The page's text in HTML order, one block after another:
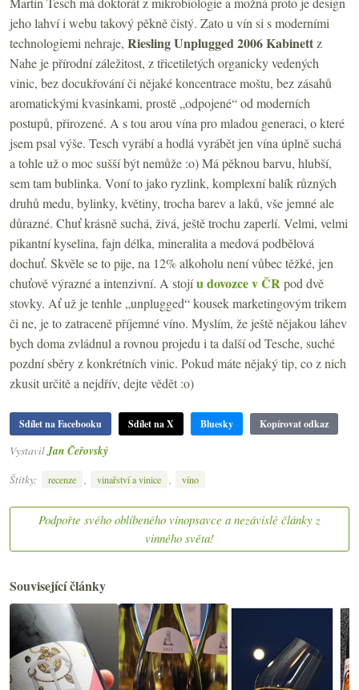
jeho lahví i webu takový pěkně čistý. Zato u vín si s moderními
technologiemi nehraje, Riesling Unplugged 2006 Kabinettz
Nahe je přírodní záležitost, z třicetiletých organicky vedených
vinic, bez docukřování či nějaké koncentrace moštu, bez zásahů
aromatickými kvasinkami, prostě „odpojené“ od moderních
postupů, přirozené. A s tou arou vína pro mladou generaci, o které
jsem psal výše. Tesch vyrábí a hodlá vyrábět jen vína úplně suchá
a tohle už o moc sušší být nemůže :o) Má pěknou barvu, hlubší,
sem tam bublinka. Voní to jako ryzlink, komplexní balík různých
druhů medu, bylinky, květiny, trocha barev a laků, vše jemné ale
důrazné. Chuť krásně suchá, živá, ještě trochu zaperlí. Velmi, velmi
pikantní kyselina, fajn délka, mineralita a medová podbělová
dochuť. Skvěle se to pije, na 12% alkoholu není vůbec těžké, jen
chuťově výrazné a intenzivní. A stojíu dovozce v ČRpod dvě
stovky. Ať už je tenhle „unplugged“ kousek marketingovým trikem
či ne, je to zatraceně příjemné víno. Myslím, že ještě nějakou láhev
bych doma zvládnul a rovnou projedu i ta další od Tesche, suché
pozdní sběry z konkrétních vinic. Pokud máte nějaký tip, co z nich
zkusit určitě a nejdřív, dejte vědět :o)
Sdílet na Facebooku Sdílet na X Bluesky Kopírovat odkaz
Vystavil Jan Čeřovský
Štítky:
recenze , vinařství a vinice , víno
Podpořte svého oblíbeného vínopsavce a nezávislé články z
vinného světa!
Související články